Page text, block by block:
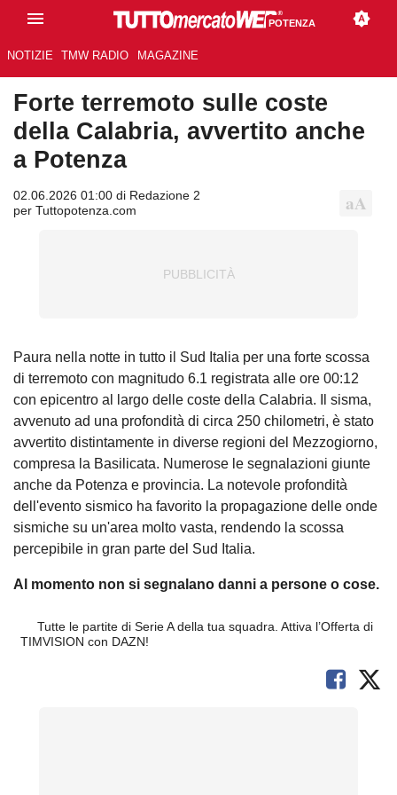
POTENZA
NOTIZIE TMW RADIO MAGAZINE
Forte terremoto sulle coste
della Calabria, avvertito anche
a Potenza
02.06.2026 01:00 di Redazione 2
per Tuttopotenza.com
Paura nella notte in tutto il Sud Italia per una forte scossa
di terremoto con magnitudo 6.1 registrata alle ore 00:12
con epicentro al largo delle coste della Calabria. Il sisma,
avvenuto ad una profondità di circa 250 chilometri, è stato
avvertito distintamente in diverse regioni del Mezzogiorno,
compresa la Basilicata. Numerose le segnalazioni giunte
anche da Potenza e provincia. La notevole profondità
dell'evento sismico ha favorito la propagazione delle onde
sismiche su un'area molto vasta, rendendo la scossa
percepibile in gran parte del Sud Italia.
Al momento non si segnalano danni a persone o cose.
Tutte le partite di Serie A della tua squadra. Attiva l’Offerta di
TIMVISION con DAZN!